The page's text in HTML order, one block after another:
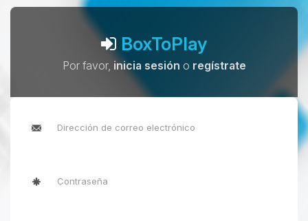
BoxToPlay
Por favor, inicia sesión o regístrate